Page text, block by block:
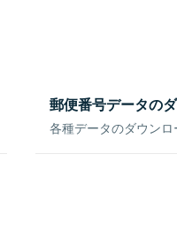
郵便番号データの
各種データのダウンロ